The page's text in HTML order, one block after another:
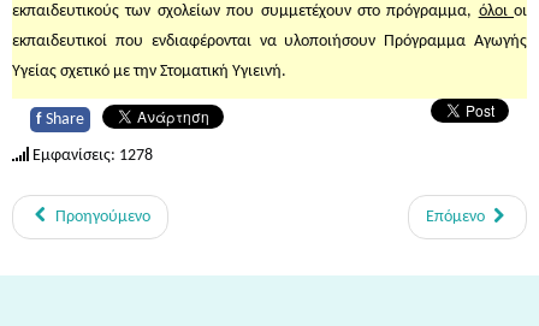
εκπαιδευτικούς των σχολείων που συμμετέχουν στο πρόγραμμα, όλοι οι
εκπαιδευτικοί που ενδιαφέρονται να υλοποιήσουν Πρόγραμμα Αγωγής
Υγείας σχετικό με την Στοματική Υγιεινή.
f Share
Εμφανίσεις: 1278
Προηγούμενο Επόμενο